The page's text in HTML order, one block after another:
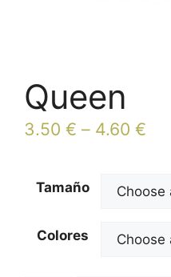
Queen
3.50 € – 4.60 €
Tamaño
Colores